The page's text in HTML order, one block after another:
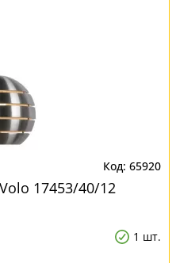
65920
17453/40/12
1 шт.